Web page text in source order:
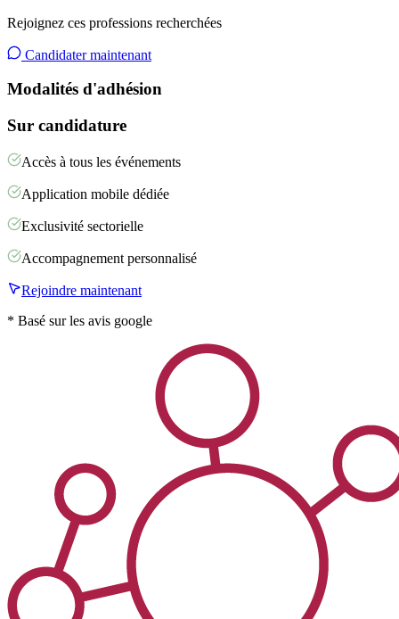
Rejoignez ces professions recherchées
Candidater maintenant
Modalités d'adhésion
Sur candidature
Accès à tous les événements
Application mobile dédiée
Exclusivité sectorielle
Accompagnement personnalisé
Rejoindre maintenant
* Basé sur les avis google